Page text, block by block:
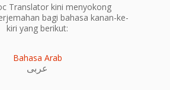
Translator kini menyokong
bagi bahasa kanan-ke-
kiri yang berikut:
Bahasa Arab
عربى